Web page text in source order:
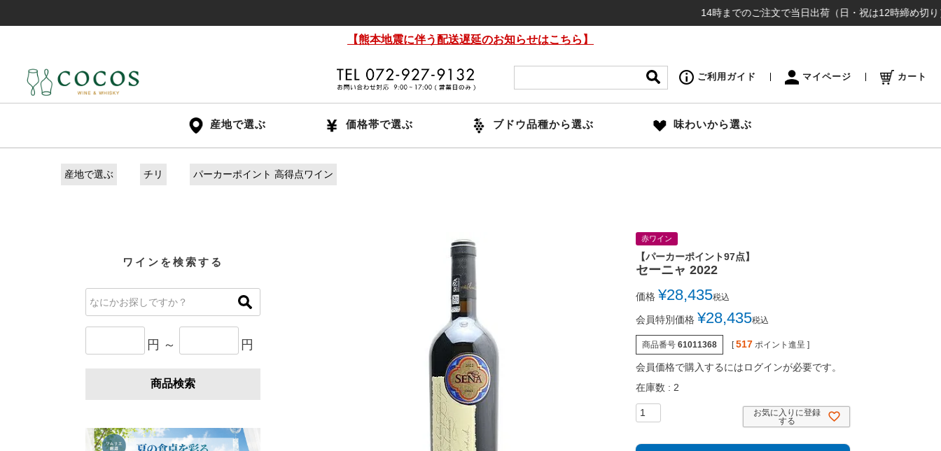
14時までのご注文で当日出荷（日・祝は12時締め切り）
【熊本地震に伴う配送遅延のお知らせはこちら】
ご利用ガイド マイページ カート
産地で選ぶ 価格帯で選ぶ ブドウ品種から選ぶ 味わいから選ぶ
産地で選ぶ チリ パーカーポイント 高得点ワイン
ワインを検索する
円 ～ 円
商品検索
赤ワイン
【パーカーポイント97点】
セーニャ 2022
価格 ¥28,435税込
会員特別価格 ¥28,435税込
商品番号 61011368 [ 517 ポイント進呈 ]
会員価格で購入するにはログインが必要です。
在庫数
2
お気に入りに登録
する